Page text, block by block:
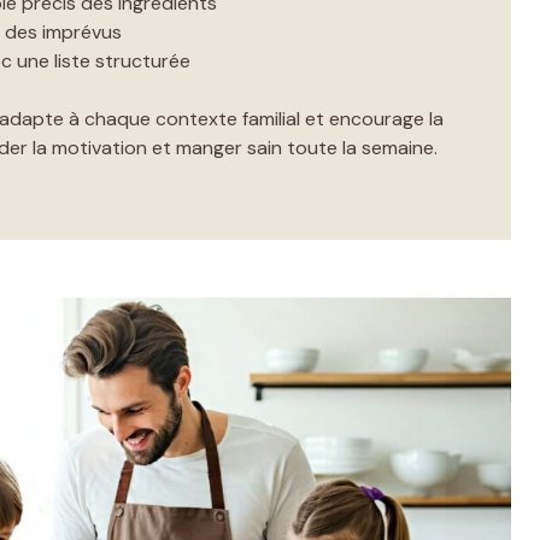
imprévus
une liste structurée
à chaque contexte familial et encourage la
la motivation et manger sain toute la semaine.